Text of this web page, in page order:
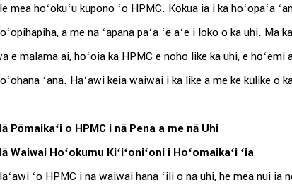
mea hoʻokuʻu kūpono ʻo HPMC. Kōkua ia i ka hoʻopaʻa
a me nā ʻāpana paʻa ʻē aʻe i loko o ka uhi. Ma
e mālama ai, hōʻoia ka HPMC e noho like ka uhi, e
ʻana. Hāʻawi kēia waiwai i ka like a me ke kūlike o
Pōmaikaʻi o HPMC i nā Pena a me nā Uhi
Waiwai Hoʻokumu Kiʻiʻoniʻoni i Hoʻomaikaʻi ʻia
ʻo HPMC i nā waiwai hana ʻili o nā uhi, he mea nui ia